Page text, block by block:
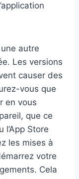
autre
Les versions
causer des
vous que
en vous
que ce
l’App Store
les mises à
votre
Cela